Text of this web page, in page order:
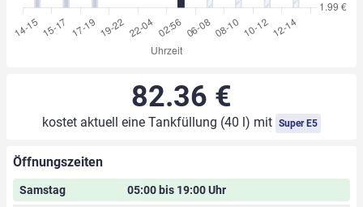
82.36 €
kostet aktuell eine Tankfüllung (40 l) mit Super E5
Öffnungszeiten
Samstag 05:00 bis 19:00 Uhr